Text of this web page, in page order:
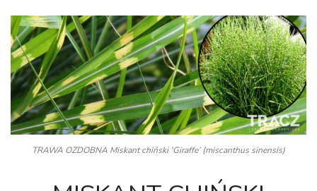
TRAWA OZDOBNA Miskant chiński 'Giraffe’ (miscanthus sinensis)